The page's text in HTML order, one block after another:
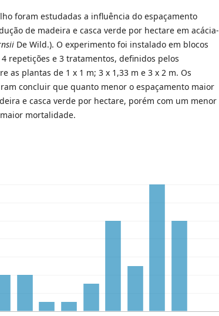
foram estudadas a influência do espaçamento
de madeira e casca verde por hectare em acácia-
De Wild.). O experimento foi instalado em blocos
repetições e 3 tratamentos, definidos pelos
as plantas de 1 x 1 m; 3 x 1,33 m e 3 x 2 m. Os
concluir que quanto menor o espaçamento maior
e casca verde por hectare, porém com um menor
mortalidade.